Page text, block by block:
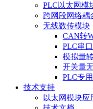
PLC以太网模
跨网段网络耦
无线数传模块
CAN转
PLC串
模拟量
开关量
PLC专
技术支持
以太网模块应